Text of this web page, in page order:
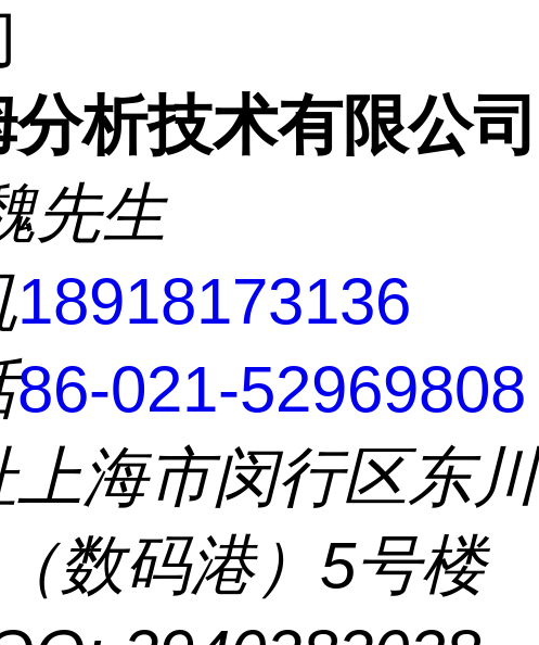
析技术有限公司
先生
18918173136
86-021-52969808
上海市闵行区东川
数码港）5号楼